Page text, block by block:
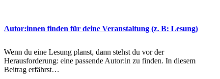
Autor:innen finden für deine Veranstaltung (z. B: Lesung)
Wenn du eine Lesung planst, dann stehst du vor der
Herausforderung: eine passende Autor:in zu finden. In diesem
Beitrag erfährst…